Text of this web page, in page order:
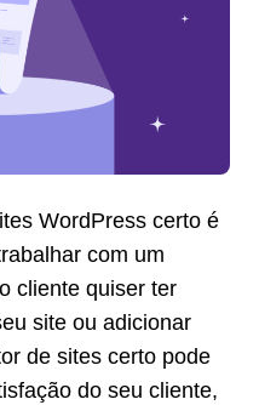
WordPress certo é
com um
cliente quiser ter
site ou adicionar
de sites certo pode
do seu cliente,